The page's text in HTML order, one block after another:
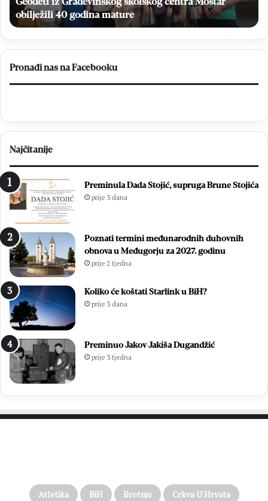
HNŽ
na
stadionu
Bare
stadionu Bare
Pronađi nas na Facebooku
Najčitanije
Preminula Dada Stojić, supruga Brune Stojića
prije 3 dana
Poznati termini međunarodnih duhovnih
obnova u Međugorju za 2027. godinu
prije 2 tjedna
Koliko će koštati Starlink u BiH?
prije 3 dana
Preminuo Jakov Jakiša Dugandžić
prije 3 tjedna
Atletika BiH Brotnjo Crkva U Hrvata